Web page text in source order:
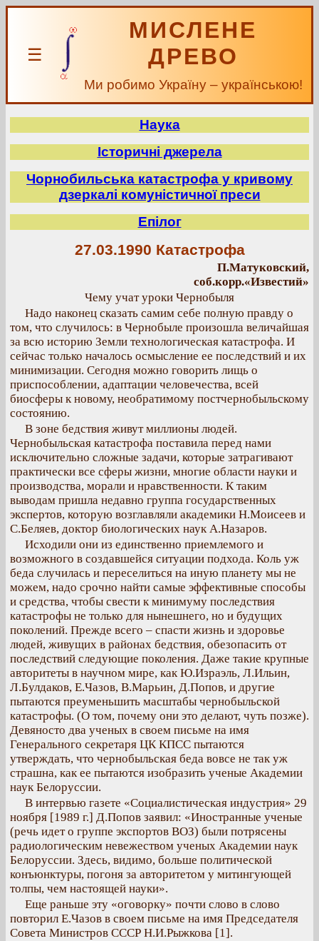
☰
МИСЛЕНЕ
ДРЕВО
Ми робимо Україну – українською!
Наука
Історичні джерела
Чорнобильська катастрофа у кривому
дзеркалі комуністичної преси
Епілог
27.03.1990 Катастрофа
П.Матуковский,
соб.корр.«Известий»
Чему учат уроки Чернобыля
Надо наконец сказать самим себе полную правду о
том, что случилось: в Чернобыле произошла величайшая
за всю историю Земли технологическая катастрофа. И
сейчас только началось осмысление ее последствий и их
минимизации. Сегодня можно говорить лищь о
приспособлении, адаптации человечества, всей
биосферы к новому, необратимому постчернобыльскому
состоянию.
В зоне бедствия живут миллионы людей.
Чернобыльская катастрофа поставила перед нами
исключительно сложные задачи, которые затрагивают
практически все сферы жизни, многие области науки и
производства, морали и нравственности. К таким
выводам пришла недавно группа государственных
экспертов, которую возглавляли академики Н.Моисеев и
С.Беляев, доктор биологических наук А.Назаров.
Исходили они из единственно приемлемого и
возможного в создавшейся ситуации подхода. Коль уж
беда случилась и переселиться на иную планету мы не
можем, надо срочно найти самые эффективные способы
и средства, чтобы свести к минимуму последствия
катастрофы не только для нынешнего, но и будущих
поколений. Прежде всего – спасти жизнь и здоровье
людей, живущих в районах бедствия, обезопасить от
последствий следующие поколения. Даже такие крупные
авторитеты в научном мире, как Ю.Израэль, Л.Ильин,
Л.Булдаков, Е.Чазов, В.Марьин, Д.Попов, и другие
пытаются преуменьшить масштабы чернобыльской
катастрофы. (О том, почему они это делают, чуть позже).
Девяносто два ученых в своем письме на имя
Генерального секретаря ЦК КПСС пытаются
утверждать, что чернобыльская беда вовсе не так уж
страшна, как ее пытаются изобразить ученые Академии
наук Белоруссии.
В интервью газете «Социалистическая индустрия» 29
ноября [1989 г.] Д.Попов заявил: «Иностранные ученые
(речь идет о группе экспортов ВОЗ) были потрясены
радиологическим невежеством ученых Академии наук
Белоруссии. Здесь, видимо, больше политической
конъюнктуры, погоня за авторитетом у митингующей
толпы, чем настоящей науки».
Еще раньше эту «оговорку» почти слово в слово
повторил Е.Чазов в своем письме на имя Председателя
Совета Министров СССР Н.И.Рыжкова [1].